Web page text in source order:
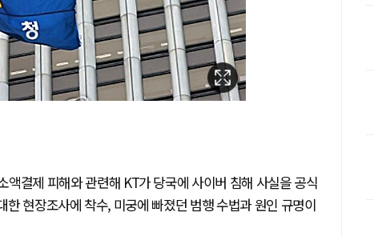
결제 피해와 관련해 KT가 당국에 사이버 침해 사실을 공식
현장조사에 착수, 미궁에 빠졌던 범행 수법과 원인 규명이